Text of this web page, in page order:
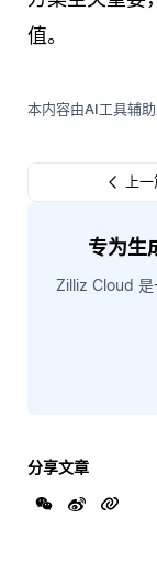
值。
本内容由AI工具辅
上
专为生
Zilliz Cloud 是
分享文章